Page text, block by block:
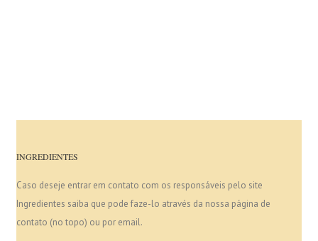
INGREDIENTES
Caso deseje entrar em contato com os responsáveis pelo site
Ingredientes saiba que pode faze-lo através da nossa página de
contato (no topo) ou por email.